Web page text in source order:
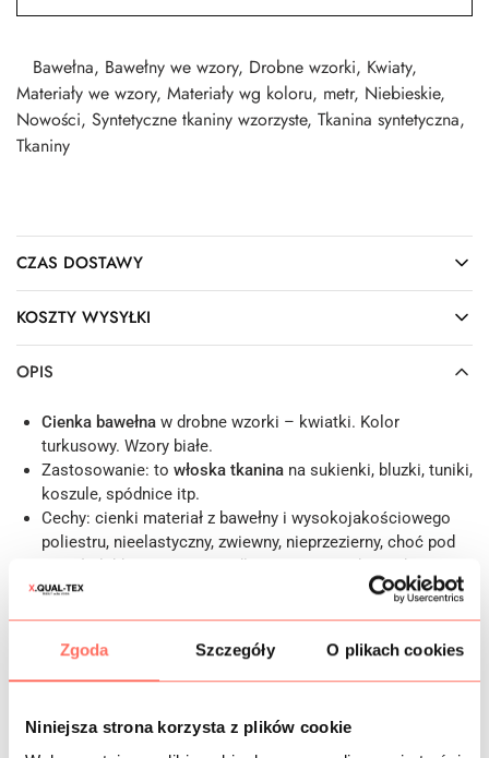
Zgoda Szczegóły O plikach cookies
Niniejsza strona korzysta z plików cookie
Bawełna, Bawełny we wzory, Drobne wzorki, Kwiaty,
Materiały we wzory, Materiały wg koloru, metr, Niebieskie,
Nowości, Syntetyczne tkaniny wzorzyste, Tkanina syntetyczna,
Tkaniny
CZAS DOSTAWY
KOSZTY WYSYŁKI
OPIS
Cienka bawełnaw drobne wzorki – kwiatki. Kolor
turkusowy. Wzory białe.
Zastosowanie: to włoska tkanina na sukienki, bluzki, tuniki,
koszule, spódnice itp.
Cechy: cienki materiał z bawełny i wysokojakościowego
poliestru, nieelastyczny, zwiewny, nieprzezierny, choć pod
światło lekko prześwituje, dlatego też w niektórych
przypadkach należy rozważyć zastosowanie podszewki.
Tkanina z Włoch,
bardzo dobrej jakości. Sprzedaż od 10
cm.